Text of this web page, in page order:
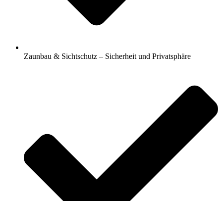
Zaunbau & Sichtschutz – Sicherheit und Privatsphäre